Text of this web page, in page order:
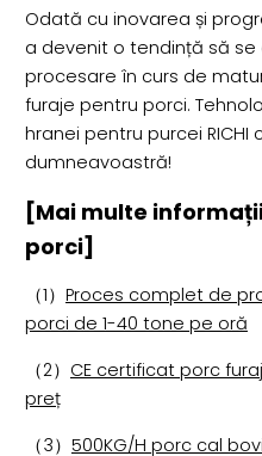
Odată cu inovarea și
a devenit o tendință să
procesare în curs de
furaje pentru porci.
hranei pentru purcei
dumneavoastră!
[Mai multe
porci]
（1） Proces complet de
porci de 1-40 tone pe oră
（2） CE certificat porc
preț
（3） 500KG/H porc cal